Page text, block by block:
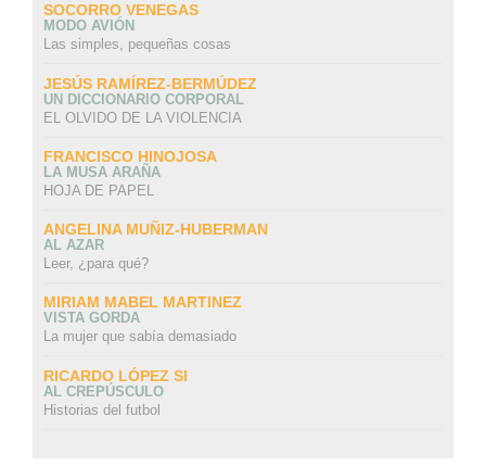
SOCORRO VENEGAS
MODO AVIÓN
Las simples, pequeñas cosas
JESÚS RAMÍREZ-BERMÚDEZ
UN DICCIONARIO CORPORAL
EL OLVIDO DE LA VIOLENCIA
FRANCISCO HINOJOSA
LA MUSA ARAÑA
HOJA DE PAPEL
ANGELINA MUÑIZ-HUBERMAN
AL AZAR
Leer, ¿para qué?
MIRIAM MABEL MARTINEZ
VISTA GORDA
La mujer que sabía demasiado
RICARDO LÓPEZ SI
AL CREPÚSCULO
Historias del futbol